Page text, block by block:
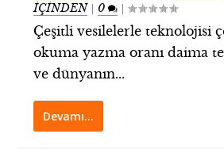
İÇİNDEN| 0 |
Çeşitli vesilelerle teknolojisi
okuma yazma oranı daima
ve dünyanın...
Devamı…